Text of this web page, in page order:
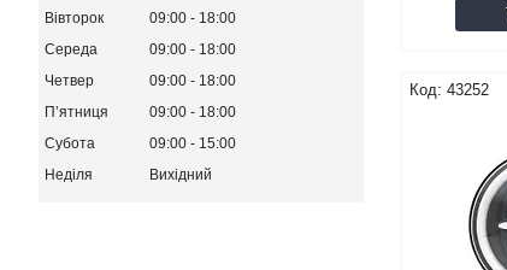
43252
Вівторок
09:00
18:00
Середа
09:00
18:00
Четвер
09:00
18:00
Пʼятниця
09:00
18:00
Субота
09:00
15:00
Неділя
Вихідний